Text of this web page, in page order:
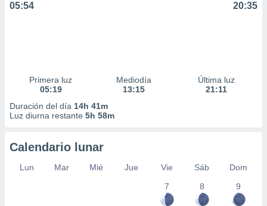
05:54 20:35
Primera luz
05:19
Mediodía
13:15
Última luz
21:11
Duración del día 14h 41m
Luz diurna restante 5h 58m
Calendario lunar
Lun Mar Mié Jue Vie Sáb
Dom
7
8 9